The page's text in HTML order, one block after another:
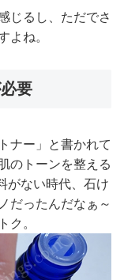
じるし、ただでさ
よね。
要
ナー」と書かれて
のトーンを整える
がない時代、石け
だったんだなぁ～
ク。